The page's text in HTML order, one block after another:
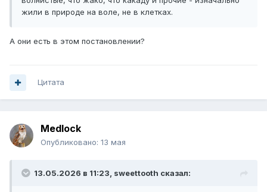
жили в природе на воле, не в клетках.
А они есть в этом постановлении?
Цитата
Medlock
Опубликовано: 13 мая
13.05.2026 в 11:23, sweettooth сказал: